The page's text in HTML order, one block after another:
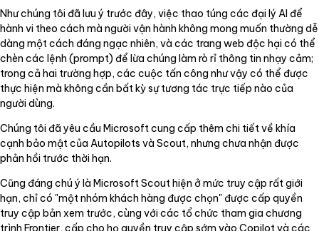
Như chúng tôi đã lưu ý trước đây, việc thao túng các đại lý AI để
hành vi theo cách mà người vận hành không mong muốn thường dễ
dàng một cách đáng ngạc nhiên, và các trang web độc hại có thể
chèn các lệnh (prompt) để lừa chúng làm rò rỉ thông tin nhạy cảm;
trong cả hai trường hợp, các cuộc tấn công như vậy có thể được
thực hiện mà không cần bất kỳ sự tương tác trực tiếp nào của
người dùng.
Chúng tôi đã yêu cầu Microsoft cung cấp thêm chi tiết về khía
cạnh bảo mật của Autopilots và Scout, nhưng chưa nhận được
phản hồi trước thời hạn.
Cũng đáng chú ý là Microsoft Scout hiện ở mức truy cập rất giới
hạn, chỉ có "một nhóm khách hàng được chọn" được cấp quyền
truy cập bản xem trước, cùng với các tổ chức tham gia chương
trình Frontier, cấp cho họ quyền truy cập sớm vào Copilot và các